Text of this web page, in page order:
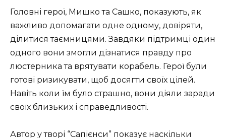
Головні герої, Мишко та Сашко, показують, як
важливо допомагати одне одному, довіряти,
ділитися таємницями. Завдяки підтримці один
одного вони змогли дізнатися правду про
люстерника та врятувати корабель. Герої були
готові ризикувати, щоб досягти своїх цілей.
Навіть коли їм було страшно, вони діяли заради
своїх близьких і справедливості.
Автор у творі “Сапієнси” показує наскільки